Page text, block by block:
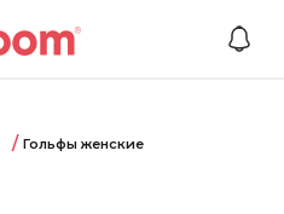
Гольфы женские